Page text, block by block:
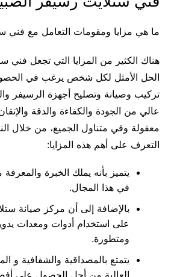
ما هي مزايا ومقومات التعامل مع فني
هناك الكثير من المزايا التي تجعل فني
الحل الأمثل لكل شخص يرغب في
تركيب وصيانة وتصليح أجهزة الرسيفر
عالي من الجودة والكفاءة والدقة
معقولة وفي متناول الجميع، من خلال
التعرف على أهم هذه المزايا:
يتميز بأنه يملك الخبرة
في هذا المجال.
بالإضافة إلى أن مركز صيانة
على استخدام أدوات ومعدات
ومتطورة.
يتمتع بالمصداقية والشفافية و